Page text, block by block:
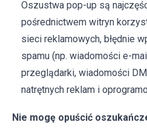
Oszustwa pop-up są
pośrednictwem witryn
sieci reklamowych, błędnie
spamu (np. wiadomości e-
przeglądarki, wiadomości
natrętnych reklam i
Nie mogę opuścić